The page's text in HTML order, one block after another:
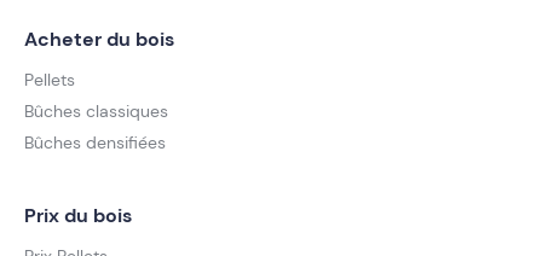
Acheter du bois
Pellets
Bûches classiques
Bûches densifiées
Prix du bois